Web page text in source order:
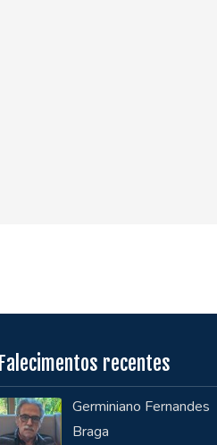
Falecimentos recentes
Germiniano Fernandes
Braga